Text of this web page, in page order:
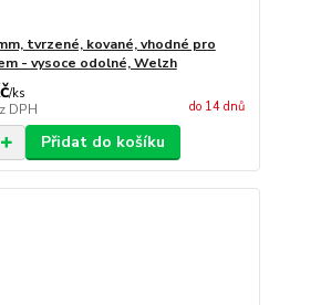
tvrzené, kované, vhodné pro
- vysoce odolné, Welzh
/ks
DPH do 14 dnů
Přidat do košíku